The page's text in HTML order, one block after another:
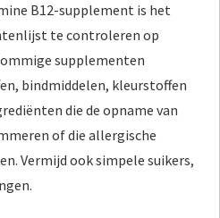
B12-supplement is het
te controleren op
supplementen
bindmiddelen, kleurstoffen
die de opname van
of die allergische
Vermijd ook simpele suikers,